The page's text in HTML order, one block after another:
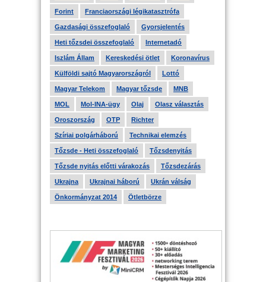
Forint Franciaországi légikatasztrófa
Gazdasági összefoglaló Gyorsjelentés
Heti tőzsdei összefoglaló Internetadó
Iszlám Állam Kereskedési ötlet Koronavírus
Külföldi sajtó Magyarországról Lottó
Magyar Telekom Magyar tőzsde MNB
MOL Mol-INA-ügy Olaj Olasz választás
Oroszország OTP Richter
Szíriai polgárháború Technikai elemzés
Tőzsde - Heti összefoglaló Tőzsdenyitás
Tőzsde nyitás előtti várakozás Tőzsdezárás
Ukrajna Ukrajnai háború Ukrán válság
Önkormányzat 2014 Ötletbörze